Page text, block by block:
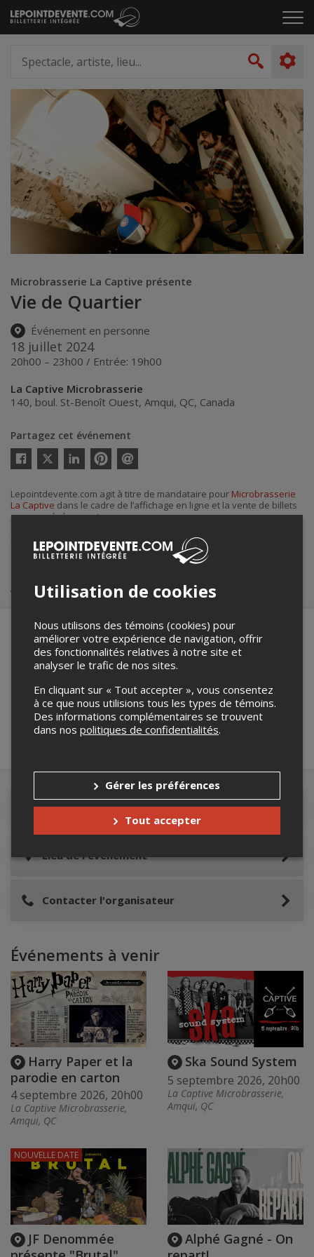
Passer
au
le
artiste,
lieu...
Microbrasserie La Captive présente
Vie de Quartier
Événement en personne
18 juillet 2024
20h00 – 23h00 / Entrée: 19h00
La Captive Microbrasserie
140, boul. St-Benoît Ouest, Amqui, QC, Canada
Partagez cet événement
Twitter
courriel
Lepointdevente.com agit à titre de mandataire pour Microbrasserie
La Captive dans le cadre de l’affichage en ligne et la vente de billets
pour ses événements.
contacter l’organisateur de l’événement, Microbrasserie La Captive
info@lacaptive.ca.
Achat de billets
Merci de confirmer que vous n'êtes pas un
Détails de l'événement
Lieu de l'événement
Contacter l'organisateur
Événements à venir
Harry Paper et la
parodie en carton
4 septembre 2026, 20h00
La Captive Microbrasserie,
Amqui, QC
Ska Sound System
5 septembre 2026, 20h00
La Captive Microbrasserie,
Amqui, QC
JF Denommée
NOUVELLE DATE
Alphé Gagné - On
Utilisation de cookies
Nous utilisons des témoins (cookies) pour
améliorer votre expérience de navigation, offrir
des fonctionnalités relatives à notre site et
analyser le trafic de nos sites.
En cliquant sur « Tout accepter », vous consentez
à ce que nous utilisions tous les types de témoins.
Des informations complémentaires se trouvent
dans nos politiques de confidentialités.
Gérer les préférences
Tout accepter